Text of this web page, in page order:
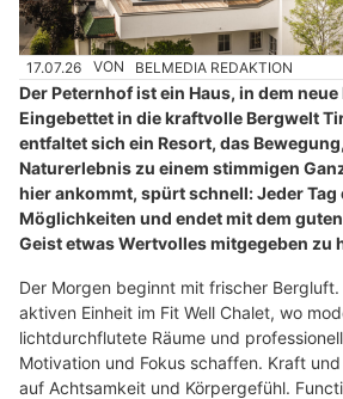
17.07.26 VON BELMEDIA REDAKTION
Der Peternhof ist ein Haus, in dem
Eingebettet in die kraftvolle Bergwelt
entfaltet sich ein Resort, das
Naturerlebnis zu einem stimmigen
hier ankommt, spürt schnell: Jeder Tag
Möglichkeiten und endet mit dem
Geist etwas Wertvolles mitgegeben zu
Der Morgen beginnt mit frischer
aktiven Einheit im Fit Well Chalet, wo
lichtdurchflutete Räume und
Motivation und Fokus schaffen. Kraft
auf Achtsamkeit und Körpergefühl.